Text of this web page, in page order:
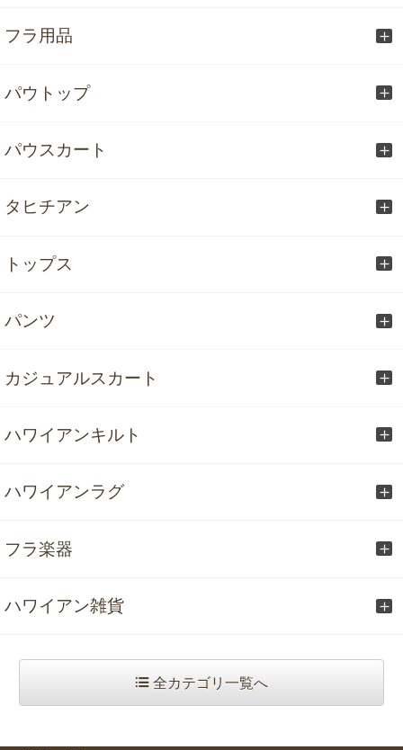
フラ用品
パウトップ
パウスカート
タヒチアン
トップス
パンツ
カジュアルスカート
ハワイアンキルト
ハワイアンラグ
フラ楽器
ハワイアン雑貨
全カテゴリ一覧へ